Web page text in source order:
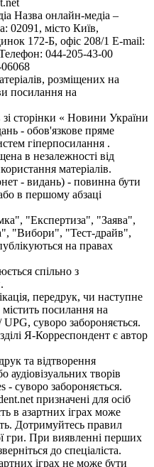
Назва онлайн-медіа –
02091, місто Київ,
172-Б, офіс 208/1 E-mail:
044-205-43-00
06068
розміщених на
посилання на
сторінки « Новини України
- обов'язкове пряме
гіперпосилання .
в незалежності від
матеріалів.
- видань) - повинна бути
в першому абзаці
"Експертиза", "Заява",
"Вибори", "Тест-драйв",
на правах
спільно з
передрук, чи наступне
посилання на
суворо забороняється.
Я-Корреспондент є автор
та відтворення
аудіовізуальних творів
- суворо забороняється.
призначені для осіб
в азартних іграх може
Дотримуйтесь правил
гри. При виявленні перших
до спеціаліста.
іграх не може бути